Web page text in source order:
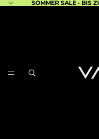
SOMMER SALE - BIS